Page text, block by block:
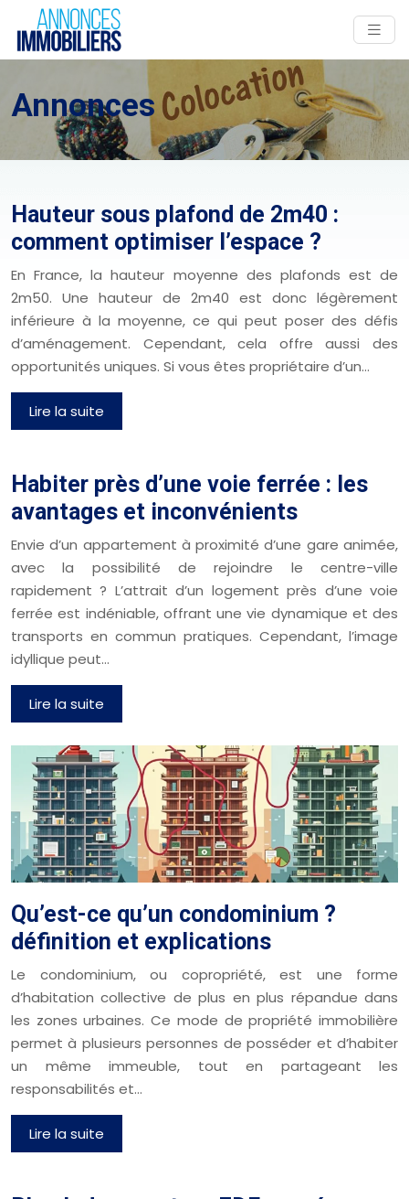
Annonces
Hauteur sous plafond de 2m40 :
comment optimiser l’espace ?
En France, la hauteur moyenne des plafonds est de
2m50. Une hauteur de 2m40 est donc légèrement
inférieure à la moyenne, ce qui peut poser des défis
d’aménagement. Cependant, cela offre aussi des
opportunités uniques. Si vous êtes propriétaire d’un…
Lire la suite
Habiter près d’une voie ferrée : les
avantages et inconvénients
Envie d’un appartement à proximité d’une gare animée,
avec la possibilité de rejoindre le centre-ville
rapidement ? L’attrait d’un logement près d’une voie
ferrée est indéniable, offrant une vie dynamique et des
transports en commun pratiques. Cependant, l’image
idyllique peut…
Lire la suite
Qu’est-ce qu’un condominium ?
définition et explications
Le condominium, ou copropriété, est une forme
d’habitation collective de plus en plus répandue dans
les zones urbaines. Ce mode de propriété immobilière
permet à plusieurs personnes de posséder et d’habiter
un même immeuble, tout en partageant les
responsabilités et…
Lire la suite